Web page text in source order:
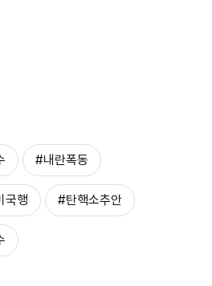
#내란폭동
국행 #탄핵소추안